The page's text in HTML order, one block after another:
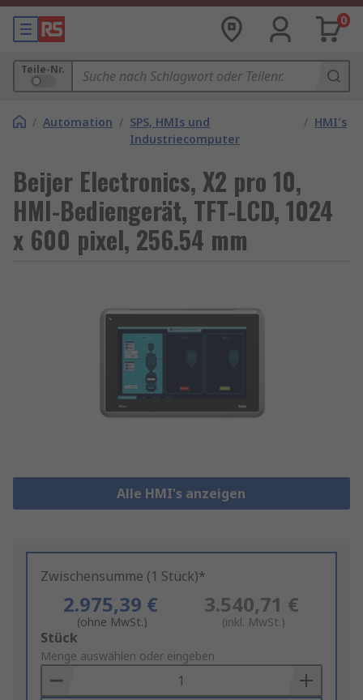
0
Teile-Nr.
/ Automation / SPS, HMIs und
Industriecomputer
/ HMI's
Beijer Electronics, X2 pro 10,
HMI-Bediengerät, TFT-LCD, 1024
x 600 pixel, 256.54 mm
Alle HMI's anzeigen
Zwischensumme (1 Stück)*
2.975,39 €
(ohne MwSt.)
3.540,71 €
(inkl. MwSt.)
Add
to
Basket
Stück
Menge auswählen oder eingeben